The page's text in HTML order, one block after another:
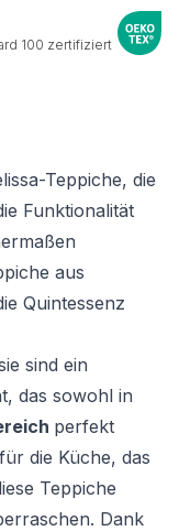
Teppiche, die
Funktionalität
aus
Quintessenz
sind ein
das sowohl in
perfekt
die Küche, das
Teppiche
Dank
100 zertifiziert